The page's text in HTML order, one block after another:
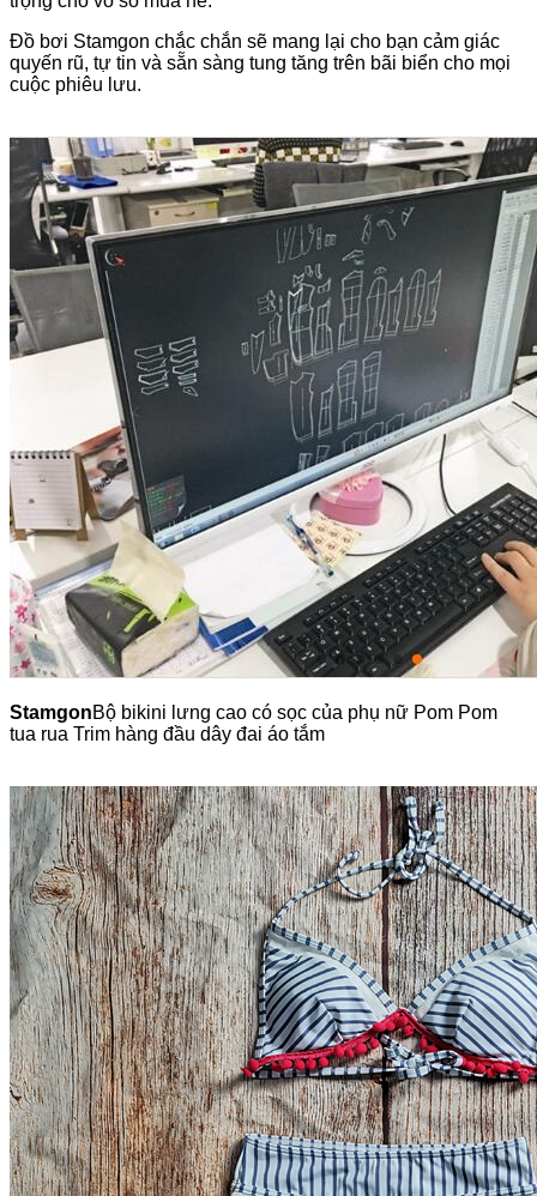
Đồ bơi Stamgon chắc chắn sẽ mang lại cho bạn cảm giác
quyến rũ, tự tin và sẵn sàng tung tăng trên bãi biển cho mọi
cuộc phiêu lưu.
StamgonBộ bikini lưng cao có sọc của phụ nữ Pom Pom
tua rua Trim hàng đầu dây đai áo tắm